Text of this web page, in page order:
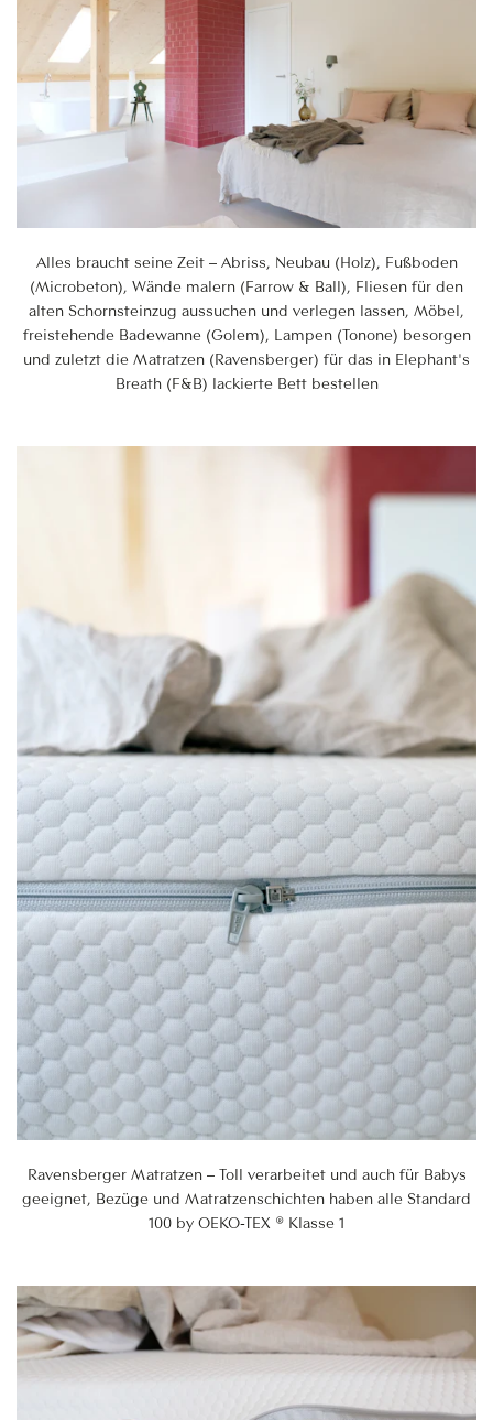
Alles braucht seine Zeit – Abriss, Neubau (Holz), Fußboden
(Microbeton), Wände malern (Farrow & Ball), Fliesen für den
alten Schornsteinzug aussuchen und verlegen lassen, Möbel,
freistehende Badewanne (Golem), Lampen (Tonone) besorgen
und zuletzt die Matratzen (Ravensberger) für das in Elephant's
Breath (F&B) lackierte Bett bestellen
Ravensberger Matratzen – Toll verarbeitet und auch für Babys
geeignet, Bezüge und Matratzenschichten haben alle Standard
100 by OEKO-TEX ® Klasse 1